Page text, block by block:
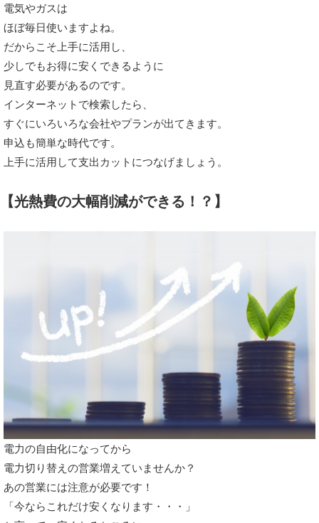
電気やガスは
ほぼ毎日使いますよね。
だからこそ上手に活用し、
少しでもお得に安くできるように
見直す必要があるのです。
インターネットで検索したら、
すぐにいろいろな会社やプランが出てきます。
申込も簡単な時代です。
上手に活用して支出カットにつなげましょう。
【光熱費の大幅削減ができる！？】
電力の自由化になってから
電力切り替えの営業増えていませんか？
あの営業には注意が必要です！
「今ならこれだけ安くなります・・・」